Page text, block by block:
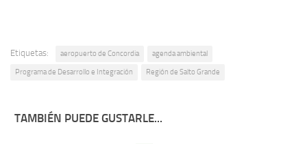
Etiquetas: aeropuerto de Concordia agenda ambiental
Programa de Desarrollo e Integración Región de Salto Grande
TAMBIÉN PUEDE GUSTARLE...